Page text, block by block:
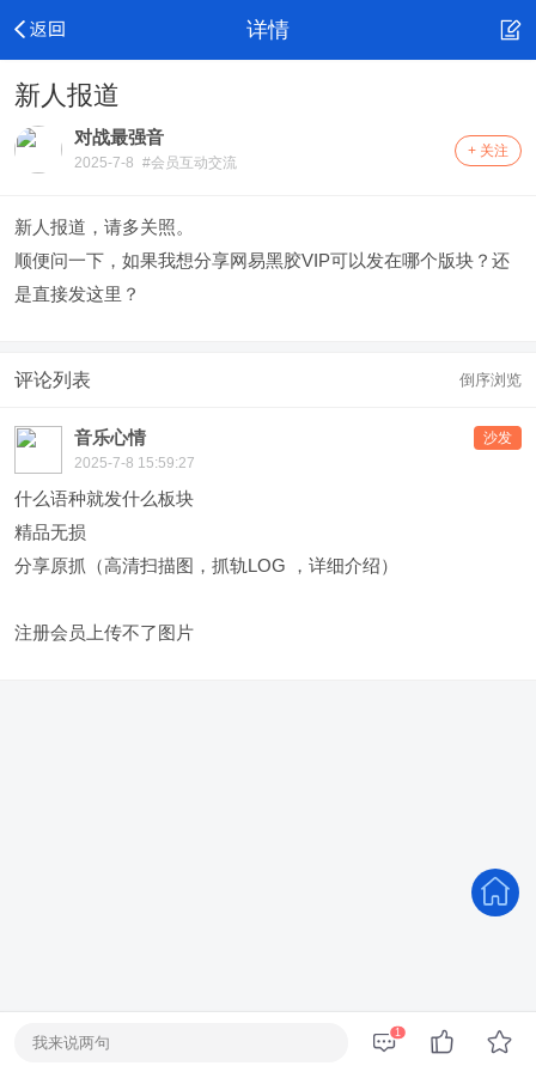
详情
新人报道
对战最强音
2025-7-8 #会员互动交流
+ 关注
新人报道，请多关照。
顺便问一下，如果我想分享网易黑胶VIP可以发在哪个版块？还
是直接发这里？
评论列表 倒序浏览
沙发
音乐心情
2025-7-8 15:59:27
什么语种就发什么板块
精品无损
分享原抓（高清扫描图，抓轨LOG ，详细介绍）
注册会员上传不了图片
我来说两句
1